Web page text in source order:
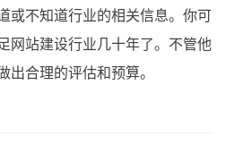
或不知道行业的相关信息。你可
网站建设行业几十年了。不管他
合理的评估和预算。